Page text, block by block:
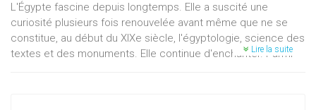
L'Égypte fascine depuis longtemps. Elle a suscité une
curiosité plusieurs fois renouvelée avant même que ne se
constitue, au début du XIXe siècle, l'égyptologie, science des
textes et des monuments. Elle continue d'enchanter. Parmi
Lire la suite